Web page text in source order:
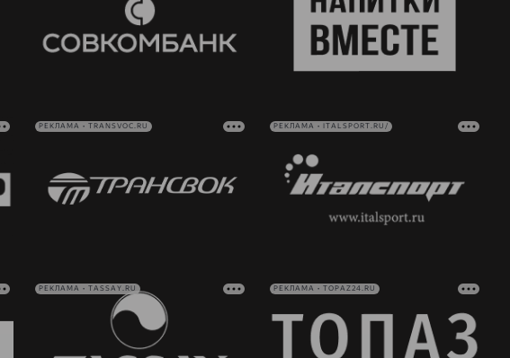
РЕКЛАМА • TRANSVOC.RU РЕКЛАМА • ITALSPORT.RU/
РЕКЛАМА • TASSAY.RU РЕКЛАМА • TOPAZ24.RU